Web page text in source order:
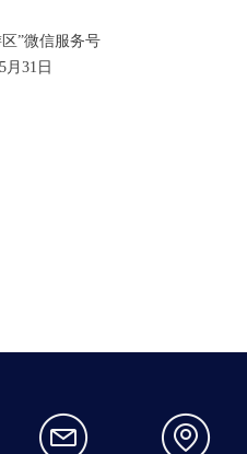
”微信服务号
月31日